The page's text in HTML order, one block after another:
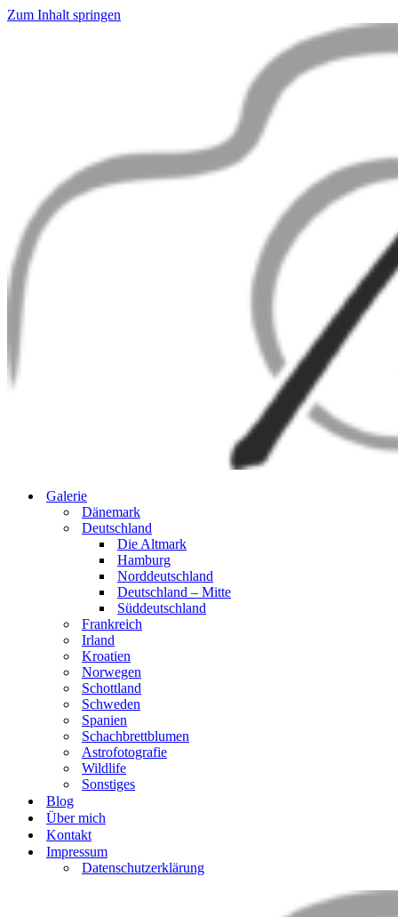
Zum Inhalt springen
Galerie
Dänemark
Deutschland
Die Altmark
Hamburg
Norddeutschland
Deutschland – Mitte
Süddeutschland
Frankreich
Irland
Kroatien
Norwegen
Schottland
Schweden
Spanien
Schachbrettblumen
Astrofotografie
Wildlife
Sonstiges
Blog
Über mich
Kontakt
Impressum
Datenschutzerklärung